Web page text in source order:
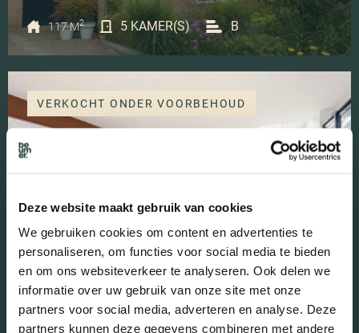
Deze website maakt gebruik van cookies
We gebruiken cookies om content en advertenties te
personaliseren, om functies voor social media te bieden
en om ons websiteverkeer te analyseren. Ook delen we
informatie over uw gebruik van onze site met onze
partners voor social media, adverteren en analyse. Deze
partners kunnen deze gegevens combineren met andere
117 M2 5 KAMER(S) B
VERKOCHT ONDER VOORBEHOUD
Kruisbessengaard 38
WIJK BIJ DUURSTEDE • € 555.000 ,- K.K.
139 M 2 4 KAMER(S) A